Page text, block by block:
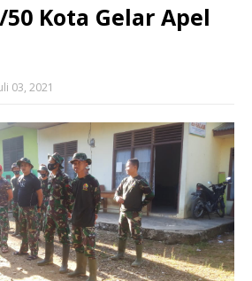
Kota Gelar Apel
03, 2021